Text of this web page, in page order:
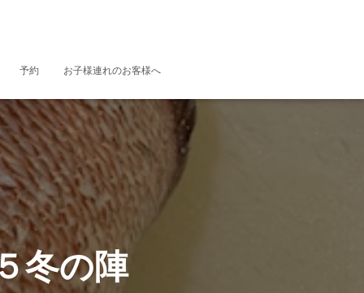
予約 お子様連れのお客様へ
冬の陣